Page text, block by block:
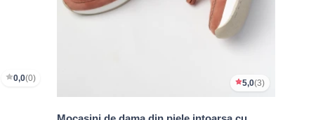
0,0(0)
5,0(3)